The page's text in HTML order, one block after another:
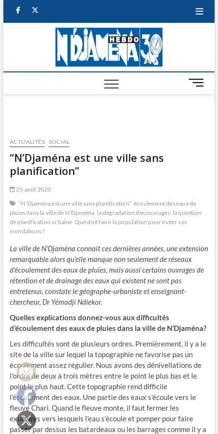
facebook
HEBDO
M
e
ACTUALITÉS SOCIAL
“N’Djaména est une ville sans
planification”
25 août 2020
“N’Djaména est une ville sans planification” écoulement des eaux de
pluies dans la ville de N’Djaména la dégradation des ouvrages la question
de planification urbaine Que doit faire la population pour éviter ces
inondations ?
La ville de N’Djaména connait ces dernières années, une extension
remarquable alors qu’elle manque non seulement de réseaux
d’écoulement des eaux de pluies, mais aussi certains ouvrages de
rétention et de drainage des eaux qui existent ne sont pas
entretenus, constate le géographe-urbaniste et enseignant-
chercheur, Dr Yémadji Ndiekor.
Quelles explications donnez-vous aux difficultés
d’écoulement des eaux de pluies dans la ville de N’Djaména?
Les difficultés sont de plusieurs ordres. Premièrement, il y a le
site de la ville sur lequel la topographie ne favorise pas un
écoulement assez régulier. Nous avons des dénivellations de
l’ordre de deux à trois mètres entre le point le plus bas et le
point le plus haut. Cette topographie rend difficile
l’écoulement des eaux. Une partie des eaux s’écoule vers le
fleuve Chari. Quand le fleuve monte, il faut fermer les
exutoires vers lesquels l’eau s’écoule et pomper pour faire
passer par dessus les batardeaux ou les barrages comme il y a